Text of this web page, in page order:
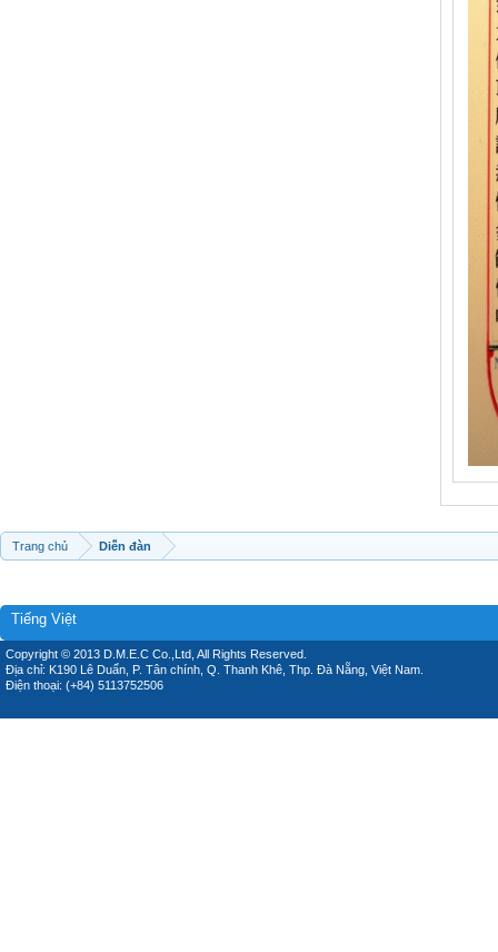
Trang chủ Diễn đàn
Tiếng Việt
Copyright © 2013 D.M.E.C Co.,Ltd, All Rights Reserved.
Địa chỉ: K190 Lê Duẩn, P. Tân chính, Q. Thanh Khê, Thp. Đà Nẵng, Việt Nam.
Điện thoại: (+84) 5113752506